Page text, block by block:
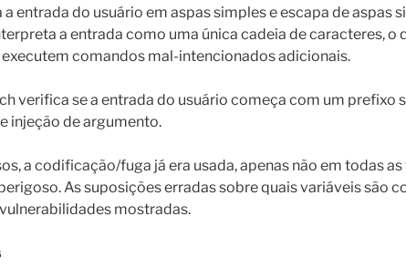
entrada do usuário em aspas simples e escapa de aspas
a entrada como uma única cadeia de caracteres, o
comandos mal-intencionados adicionais.
verifica se a entrada do usuário começa com um prefixo
injeção de argumento.
a codificação/fuga já era usada, apenas não em todas
As suposições erradas sobre quais variáveis são
mostradas.